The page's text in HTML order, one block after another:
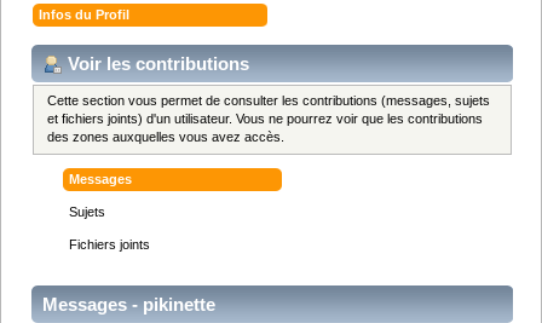
Infos du Profil
Voir les contributions
Cette section vous permet de consulter les contributions (messages, sujets
et fichiers joints) d'un utilisateur. Vous ne pourrez voir que les contributions
des zones auxquelles vous avez accès.
Messages
Sujets
Fichiers joints
Messages - pikinette